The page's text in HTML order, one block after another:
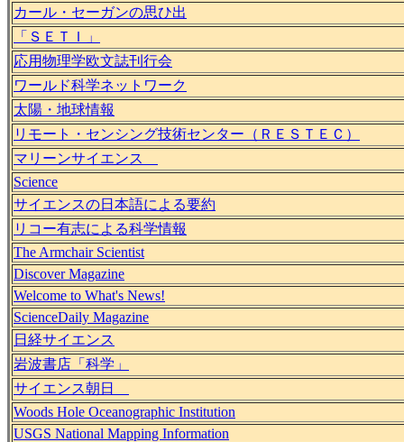
カール・セーガンの思ひ出
「ＳＥＴＩ」
応用物理学欧文誌刊行会
ワールド科学ネットワーク
太陽・地球情報
リモート・センシング技術センター（ＲＥＳＴＥＣ）
マリーンサイエンス
Science
サイエンスの日本語による要約
リコー有志による科学情報
The Armchair Scientist
Discover Magazine
Welcome to What's News!
ScienceDaily Magazine
日経サイエンス
岩波書店「科学」
サイエンス朝日
Woods Hole Oceanographic Institution
USGS National Mapping Information